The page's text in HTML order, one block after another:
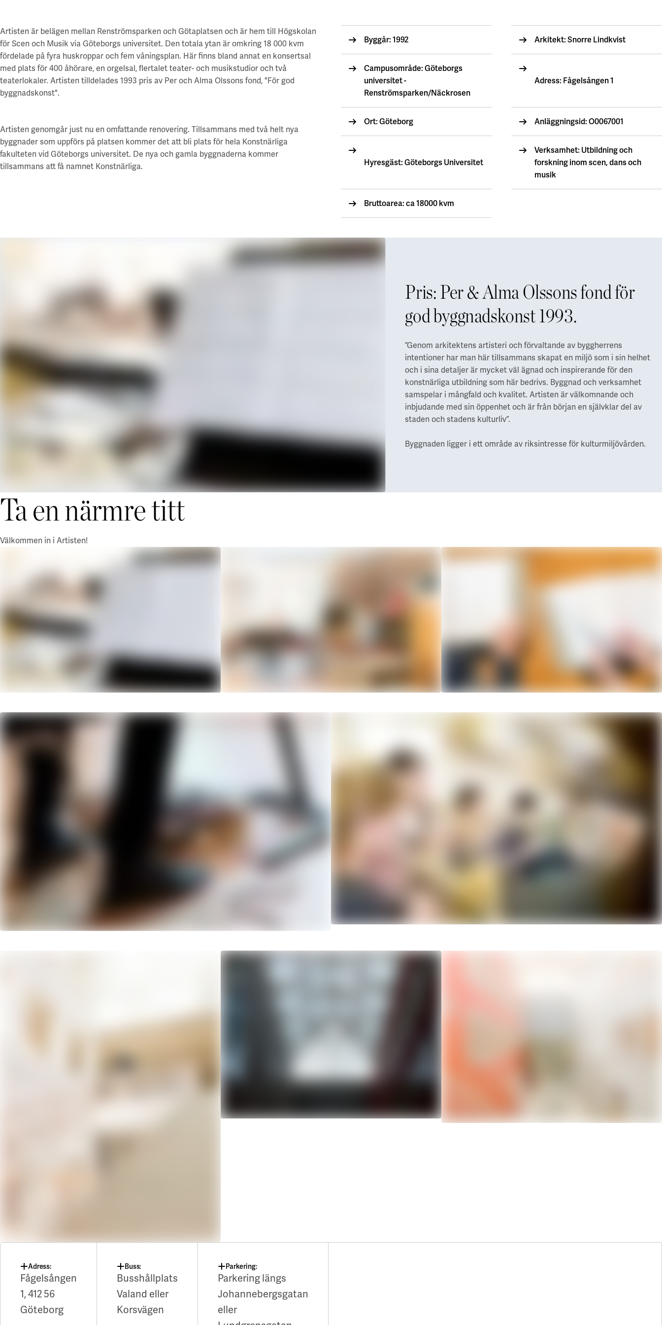
Artisten är belägen mellan Renströmsparken och Götaplatsen och är hem till Högskolan
för Scen och Musik via Göteborgs universitet. Den totala ytan är omkring 18 000 kvm
fördelade på fyra huskroppar och fem våningsplan. Här finns bland annat en konsertsal
med plats för 400 åhörare, en orgelsal, flertalet teater- och musikstudior och två
teaterlokaler. Artisten tilldelades 1993 pris av Per och Alma Olssons fond, "För god
byggnadskonst".
Artisten genomgår just nu en omfattande renovering. Tillsammans med två helt nya
byggnader som uppförs på platsen kommer det att bli plats för hela Konstnärliga
fakulteten vid Göteborgs universitet. De nya och gamla byggnaderna kommer
tillsammans att få namnet Konstnärliga.
Byggår: 1992 Arkitekt: Snorre Lindkvist
Campusområde: Göteborgs
universitet -
Renströmsparken/Näckrosen
Adress: Fågelsången 1
Ort: Göteborg Anläggningsid: O0067001
Hyresgäst: Göteborgs Universitet
Verksamhet: Utbildning och
forskning inom scen, dans och
musik
Bruttoarea: ca 18000 kvm
Pris: Per & Alma Olssons fond för
god byggnadskonst 1993.
”Genom arkitektens artisteri och förvaltande av byggherrens
intentioner har man här tillsammans skapat en miljö som i sin helhet
och i sina detaljer är mycket väl ägnad och inspirerande för den
konstnärliga utbildning som här bedrivs. Byggnad och verksamhet
samspelar i mångfald och kvalitet. Artisten är välkomnande och
inbjudande med sin öppenhet och är från början en självklar del av
staden och stadens kulturliv”.
Byggnaden ligger i ett område av riksintresse för kulturmiljövården.
Ta en närmre titt
Välkommen in i Artisten!
Adress:
Fågelsången
1, 412 56
Göteborg
Buss:
Busshållplats
Valand eller
Korsvägen
Parkering:
Parkering längs
Johannebergsgatan
eller